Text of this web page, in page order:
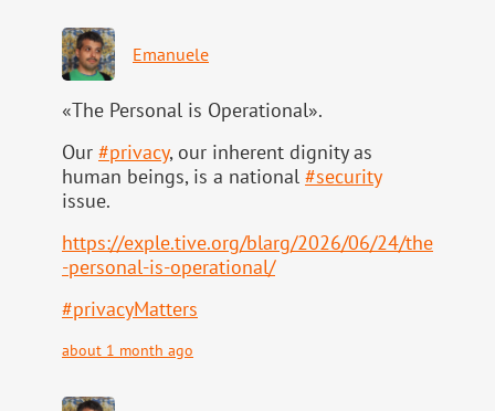
Emanuele
«The Personal is Operational».
Our #privacy, our inherent dignity as
human beings, is a national #security
issue.
https://exple.tive.org/blarg/2026/06/24/the
-personal-is-operational/
#privacyMatters
about 1 month ago